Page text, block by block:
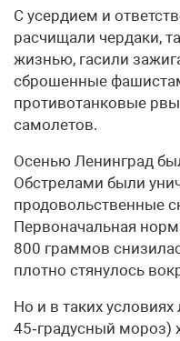
С усердием и
расчищали чердаки,
жизнью, гасили
сброшенные
противотанковые
самолетов.
Осенью Ленинград
Обстрелами были
продовольственные
Первоначальная
800 граммов
плотно стянулось
Но и в таких
45‑градусный мороз)